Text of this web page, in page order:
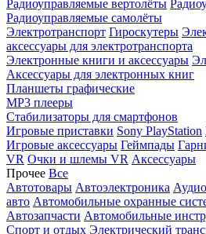
Радиоуправляемые вертолёты
Радиоуправляемые самолёты
Электротранспорт Гироскутеры
аксессуары для электротранспорта
Электронные книги и аксессуары
Аксессуары для электронных книг
Планшеты графические
MP3 плееры
Стабилизаторы для смартфонов
Игровые приставки Sony PlayStation
Игровые аксессуары Геймпады
VR Очки и шлемы VR Аксессуары
Прочее Все
Автотовары Автоэлектроника
авто Автомобильные охранные
Автозапчасти Автомобильные
Спорт и отдых Электрический